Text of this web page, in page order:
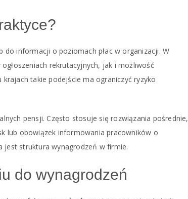
informacji o poziomach płac w organizacji. W
rekrutacyjnych, jak i możliwość
takie podejście ma ograniczyć ryzyko
pensji. Często stosuje się rozwiązania pośrednie,
lub obowiązek informowania pracowników o
jest struktura wynagrodzeń w firmie.
do wynagrodzeń